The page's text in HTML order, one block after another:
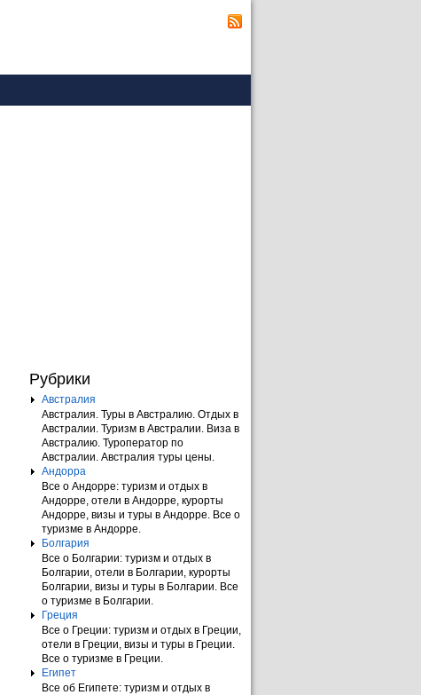
Рубрики
Австралия
Австралия. Туры в Австралию. Отдых в
Австралии. Туризм в Австралии. Виза в
Австралию. Туроператор по
Австралии. Австралия туры цены.
Андорра
Все о Андорре: туризм и отдых в
Андорре, отели в Андорре, курорты
Андорре, визы и туры в Андорре. Все о
туризме в Андорре.
Болгария
Все о Болгарии: туризм и отдых в
Болгарии, отели в Болгарии, курорты
Болгарии, визы и туры в Болгарии. Все
о туризме в Болгарии.
Греция
Все о Греции: туризм и отдых в Греции,
отели в Греции, визы и туры в Греции.
Все о туризме в Греции.
Египет
Все об Египете: туризм и отдых в